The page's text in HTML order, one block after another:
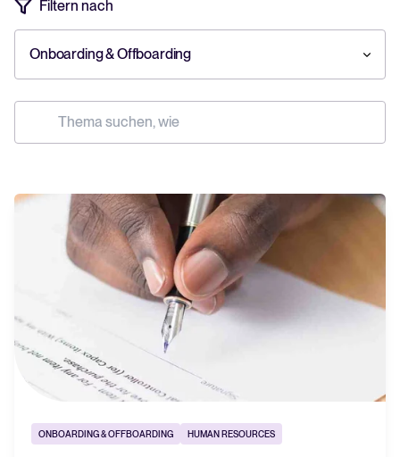
Tellent Recruitee ROI-Rechner
Tellent Recruitee
EMPFOHLEN
geht's smart
Filtern nach
Onboarding & Offboarding
ONBOARDING & OFFBOARDING HUMAN RESOURCES